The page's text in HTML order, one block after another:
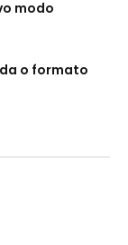
modo
o formato